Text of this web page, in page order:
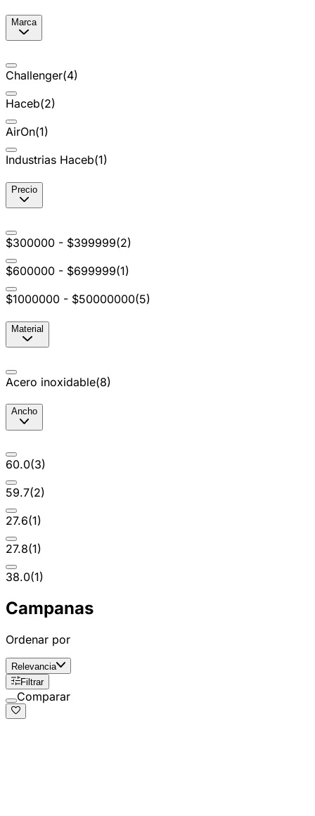
Marca
Challenger(4)
Haceb(2)
AirOn(1)
Industrias Haceb(1)
Precio
$300000 - $399999(2)
$600000 - $699999(1)
$1000000 - $50000000(5)
Material
Acero inoxidable(8)
Ancho
60.0(3)
59.7(2)
27.6(1)
27.8(1)
38.0(1)
Campanas
Ordenar por
Relevancia
Filtrar
Comparar